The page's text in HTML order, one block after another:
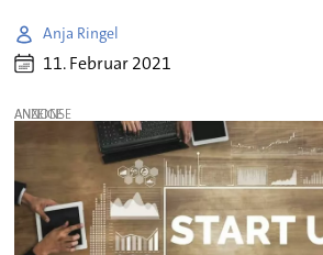
Anja Ringel
11. Februar 2021
ANZEIGE